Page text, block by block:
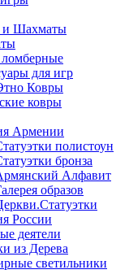
и Шахматы
для игр
Ковры
ковры
Армении
полистоун
бронза
Алфавит
образов
России
деятели
из Дерева
светильники